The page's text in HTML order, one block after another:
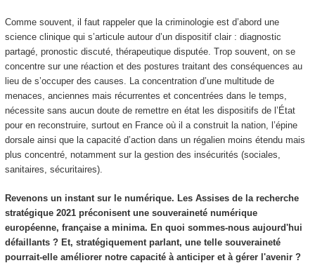
Comme souvent, il faut rappeler que la criminologie est d’abord une
science clinique qui s’articule autour d’un dispositif clair : diagnostic
partagé, pronostic discuté, thérapeutique disputée. Trop souvent, on se
concentre sur une réaction et des postures traitant des conséquences au
lieu de s’occuper des causes. La concentration d’une multitude de
menaces, anciennes mais récurrentes et concentrées dans le temps,
nécessite sans aucun doute de remettre en état les dispositifs de l’État
pour en reconstruire, surtout en France où il a construit la nation, l’épine
dorsale ainsi que la capacité d’action dans un régalien moins étendu mais
plus concentré, notamment sur la gestion des insécurités (sociales,
sanitaires, sécuritaires).
Revenons un instant sur le numérique. Les Assises de la recherche
stratégique 2021 préconisent une souveraineté numérique
européenne, française a minima. En quoi sommes-nous aujourd'hui
défaillants ? Et, stratégiquement parlant, une telle souveraineté
pourrait-elle améliorer notre capacité à anticiper et à gérer l'avenir ?